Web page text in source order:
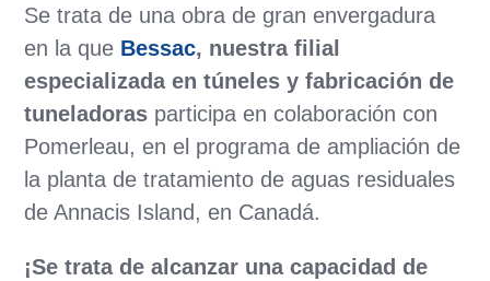
Se trata de una obra de gran envergadura
en la que Bessac, nuestra filial
especializada en túneles y fabricación de
tuneladoras participa en colaboración con
Pomerleau, en el programa de ampliación de
la planta de tratamiento de aguas residuales
de Annacis Island, en Canadá.
¡Se trata de alcanzar una capacidad de